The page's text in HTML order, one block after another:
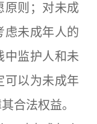
原则；对未成
虑未成年人的
中监护人和未
可以为未成年
合法权益。